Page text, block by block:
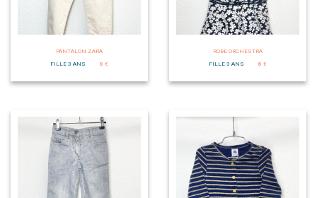
PANTALON ZARA
FILLE 3 ANS
8 €
ROBE ORCHESTRA
FILLE 3 ANS
8 €